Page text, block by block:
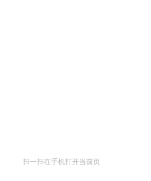
扫一扫在手机打开当前页